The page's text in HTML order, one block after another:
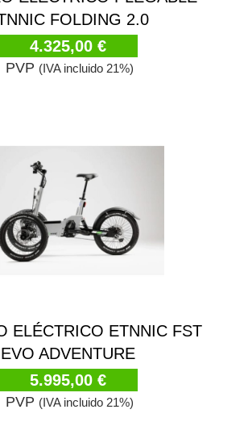
FOLDING 2.0
4.325,00 €
PVP (IVA incluido 21%)
ELÉCTRICO ETNNIC FST
EVO ADVENTURE
5.995,00 €
PVP (IVA incluido 21%)